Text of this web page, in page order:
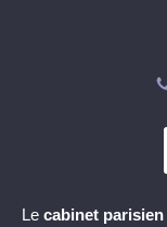
Le cabinet parisien